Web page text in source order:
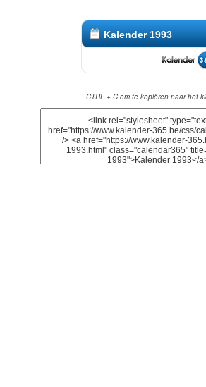
Kalender 1993
CTRL + C om te kopiëren naar het